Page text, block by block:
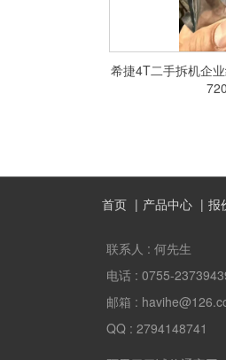
希捷4T二手拆机企
首页 产品中心 报
联系人 : 何先生
电话 : 0755-
邮箱 :
QQ : 2794148741